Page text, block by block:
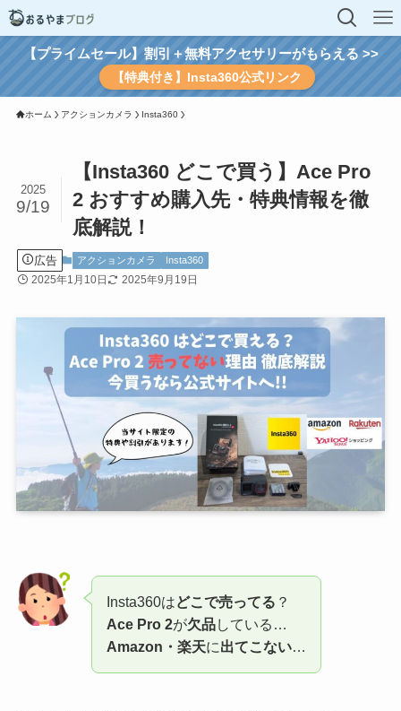
【プライムセール】割引＋無料アクセサリーがもらえる >>
【特典付き】Insta360公式リンク
ホーム アクションカメラ Insta360
【Insta360 どこで買う】Ace Pro
2 おすすめ購入先・特典情報を徹
底解説！
2025
9/19
広告 アクションカメラ Insta360
2025年1月10日 2025年9月19日
Insta360はどこで売ってる ？
Ace Pro 2が欠品している…
Amazon・楽天に出てこない…